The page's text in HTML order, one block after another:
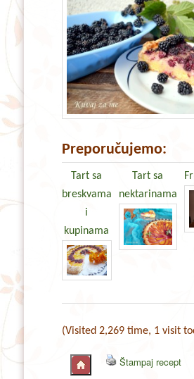
Preporučujemo:
Tart sa
breskvama
i
kupinama
Tart sa
nektarinama
(Visited 2,269 time, 1 visit
Štampaj recept